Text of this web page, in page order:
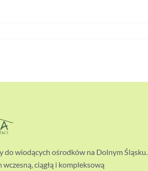
do wiodących ośrodków na Dolnym Śląsku.
ciągłą i kompleksową